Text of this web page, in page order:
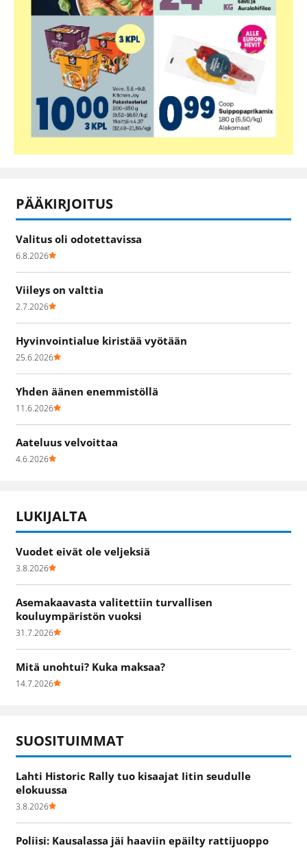
PÄÄKIRJOITUS
Valitus oli odotettavissa
6.8.2026
Viileys on valttia
2.7.2026
Hyvinvointialue kiristää vyötään
25.6.2026
Yhden äänen enemmistöllä
11.6.2026
Aateluus velvoittaa
4.6.2026
LUKIJALTA
Vuodet eivät ole veljeksiä
3.8.2026
Asemakaavasta valitettiin turvallisen
kouluympäristön vuoksi
31.7.2026
Mitä unohtui? Kuka maksaa?
14.7.2026
SUOSITUIMMAT
Lahti Historic Rally tuo kisaajat Iitin seudulle
elokuussa
3.8.2026
Poliisi: Kausalassa jäi haaviin epäilty rattijuoppo